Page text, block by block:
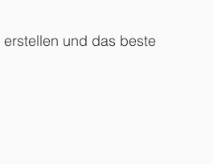
und das beste